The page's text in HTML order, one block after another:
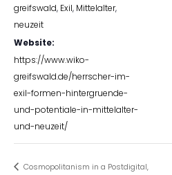
greifswald, Exil, Mittelalter,
neuzeit
Website:
https://www.wiko-
greifswald.de/herrscher-im-
exil-formen-hintergruende-
und-potentiale-in-mittelalter-
und-neuzeit/
Cosmopolitanism in a Postdigital,